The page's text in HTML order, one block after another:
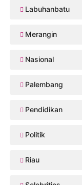
Labuhanbatu
Merangin
Nasional
Palembang
Pendidikan
Politik
Riau